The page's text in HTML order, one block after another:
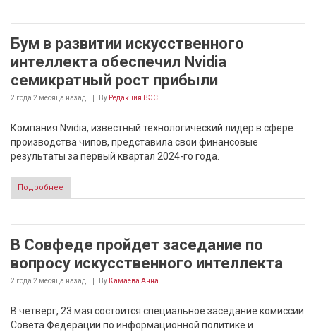
Бум в развитии искусственного
интеллекта обеспечил Nvidia
семикратный рост прибыли
2 года 2 месяца назад By Редакция ВЭС
Компания Nvidia, известный технологический лидер в сфере
производства чипов, представила свои финансовые
результаты за первый квартал 2024-го года.
Подробнее
В Совфеде пройдет заседание по
вопросу искусственного интеллекта
2 года 2 месяца назад By Камаева Анна
В четверг, 23 мая состоится специальное заседание комиссии
Совета Федерации по информационной политике и